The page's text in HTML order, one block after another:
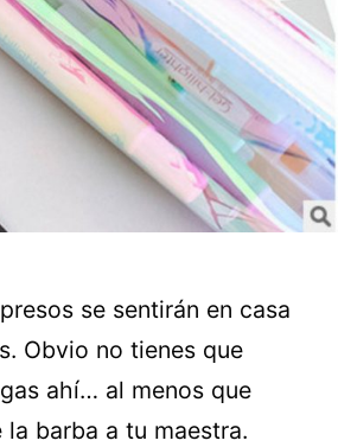
se sentirán en casa
Obvio no tienes que
ahí… al menos que
la barba a tu maestra.